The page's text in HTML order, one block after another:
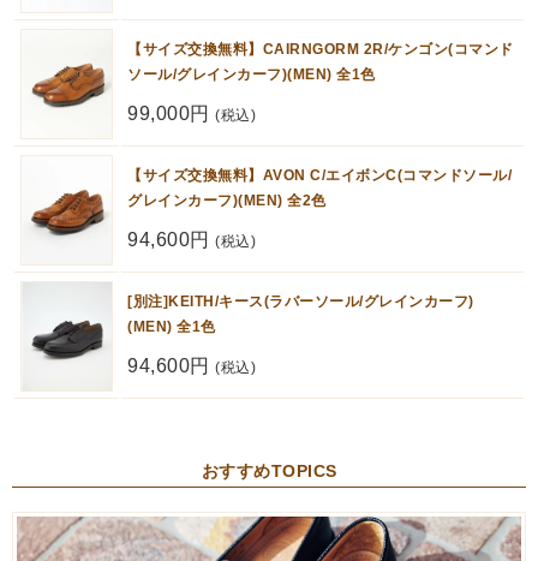
【サイズ交換無料】CAIRNGORM 2R/ケンゴン(コマンド
ソール/グレインカーフ)(MEN) 全1色
99,000円 (税込)
【サイズ交換無料】AVON C/エイボンC(コマンドソール/
グレインカーフ)(MEN) 全2色
94,600円 (税込)
[別注]KEITH/キース(ラバーソール/グレインカーフ)
(MEN) 全1色
94,600円 (税込)
おすすめTOPICS